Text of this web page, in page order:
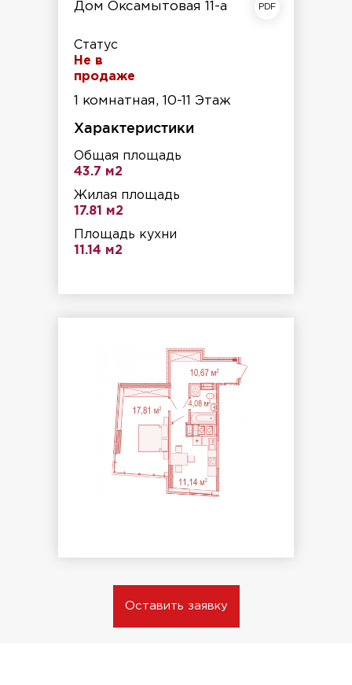
Дом Оксамытовая 11-а
Статус
Не в
продаже
1 комнатная, 10-11 Этаж
Характеристики
Общая площадь
43.7 м2
Жилая площадь
17.81 м2
Площадь кухни
11.14 м2
план этажа
Оставить заявку